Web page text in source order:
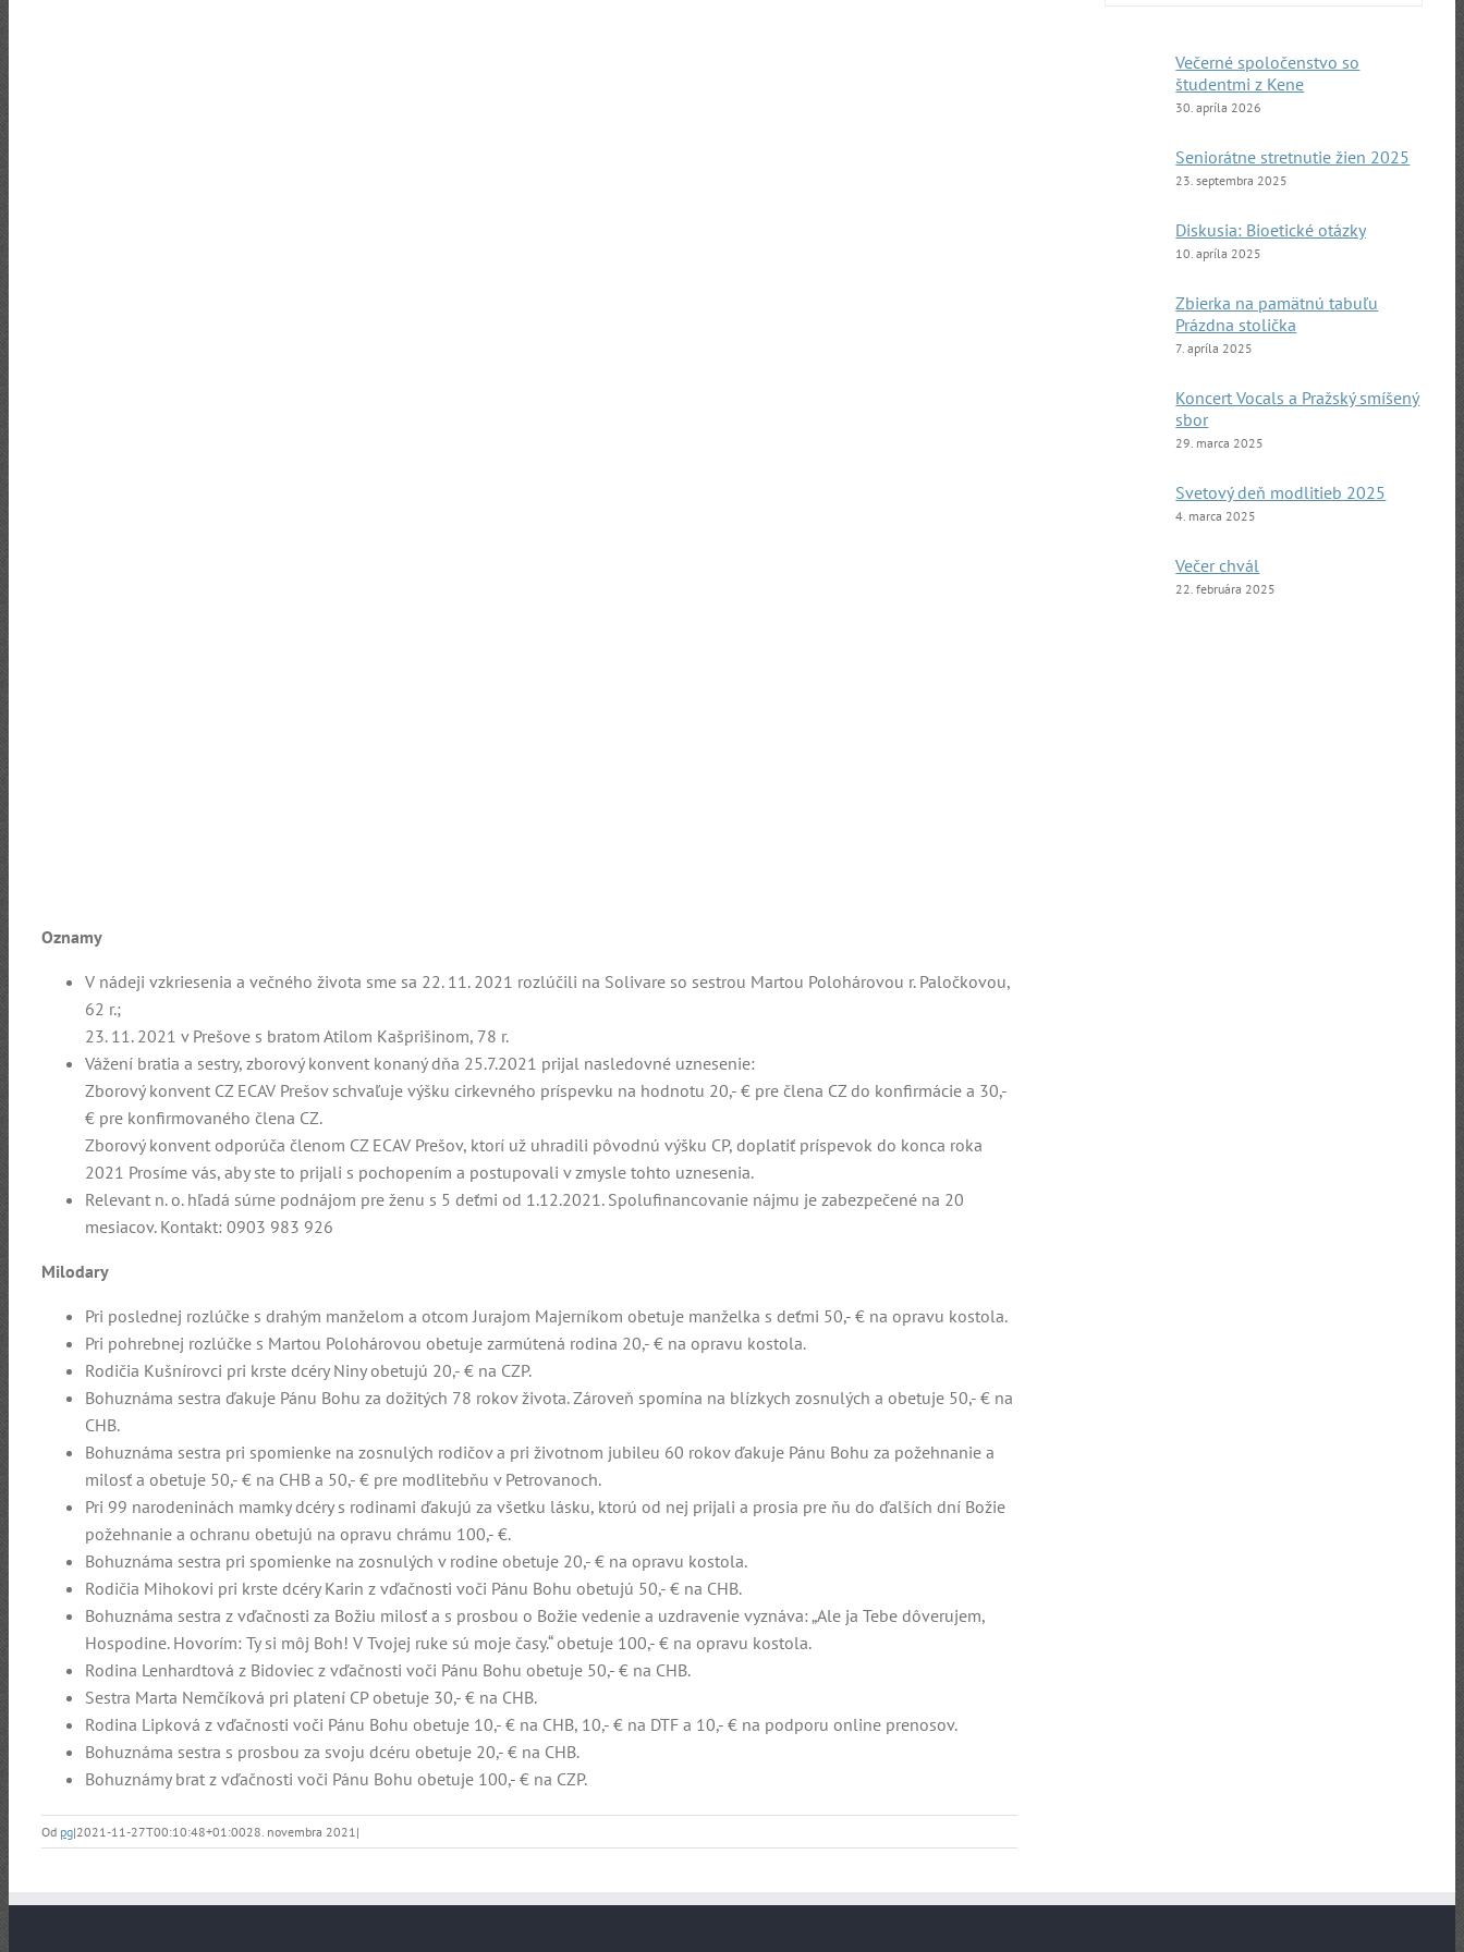
Oznamy
V nádeji vzkriesenia a večného života sme sa 22. 11. 2021 rozlúčili na Solivare so sestrou Martou Polohárovou r. Paločkovou,
62 r.;
23. 11. 2021 v Prešove s bratom Atilom Kašprišinom, 78 r.
Vážení bratia a sestry, zborový konvent konaný dňa 25.7.2021 prijal nasledovné uznesenie:
Zborový konvent CZ ECAV Prešov schvaľuje výšku cirkevného príspevku na hodnotu 20,- € pre člena CZ do konfirmácie a 30,-
€ pre konfirmovaného člena CZ.
Zborový konvent odporúča členom CZ ECAV Prešov, ktorí už uhradili pôvodnú výšku CP, doplatiť príspevok do konca roka
2021 Prosíme vás, aby ste to prijali s pochopením a postupovali v zmysle tohto uznesenia.
Relevant n. o. hľadá súrne podnájom pre ženu s 5 deťmi od 1.12.2021. Spolufinancovanie nájmu je zabezpečené na 20
mesiacov. Kontakt: 0903 983 926
Milodary
Pri poslednej rozlúčke s drahým manželom a otcom Jurajom Majerníkom obetuje manželka s deťmi 50,- € na opravu kostola.
Pri pohrebnej rozlúčke s Martou Polohárovou obetuje zarmútená rodina 20,- € na opravu kostola.
Rodičia Kušnírovci pri krste dcéry Niny obetujú 20,- € na CZP.
Bohuznáma sestra ďakuje Pánu Bohu za dožitých 78 rokov života. Zároveň spomína na blízkych zosnulých a obetuje 50,- € na
CHB.
Bohuznáma sestra pri spomienke na zosnulých rodičov a pri životnom jubileu 60 rokov ďakuje Pánu Bohu za požehnanie a
milosť a obetuje 50,- € na CHB a 50,- € pre modlitebňu v Petrovanoch.
Pri 99 narodeninách mamky dcéry s rodinami ďakujú za všetku lásku, ktorú od nej prijali a prosia pre ňu do ďalších dní Božie
požehnanie a ochranu obetujú na opravu chrámu 100,- €.
Bohuznáma sestra pri spomienke na zosnulých v rodine obetuje 20,- € na opravu kostola.
Rodičia Mihokovi pri krste dcéry Karin z vďačnosti voči Pánu Bohu obetujú 50,- € na CHB.
Bohuznáma sestra z vďačnosti za Božiu milosť a s prosbou o Božie vedenie a uzdravenie vyznáva: „Ale ja Tebe dôverujem,
Hospodine. Hovorím: Ty si môj Boh! V Tvojej ruke sú moje časy.“ obetuje 100,- € na opravu kostola.
Rodina Lenhardtová z Bidoviec z vďačnosti voči Pánu Bohu obetuje 50,- € na CHB.
Sestra Marta Nemčíková pri platení CP obetuje 30,- € na CHB.
Rodina Lipková z vďačnosti voči Pánu Bohu obetuje 10,- € na CHB, 10,- € na DTF a 10,- € na podporu online prenosov.
Bohuznáma sestra s prosbou za svoju dcéru obetuje 20,- € na CHB.
Bohuznámy brat z vďačnosti voči Pánu Bohu obetuje 100,- € na CZP.
Od pg|2021-11-27T00:10:48+01:0028. novembra 2021|
Večerné spoločenstvo so
študentmi z Kene
30. apríla 2026
Seniorátne stretnutie žien 2025
23. septembra 2025
Diskusia: Bioetické otázky
10. apríla 2025
Zbierka na pamätnú tabuľu
Prázdna stolička
7. apríla 2025
Koncert Vocals a Pražský smíšený
sbor
29. marca 2025
Svetový deň modlitieb 2025
4. marca 2025
Večer chvál
22. februára 2025